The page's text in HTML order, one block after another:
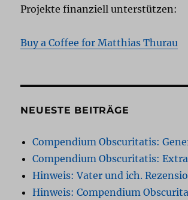
Projekte finanziell unterstützen:
Buy a Coffee for Matthias Thurau
NEUESTE BEITRÄGE
Compendium Obscuritatis:
Compendium Obscuritatis:
Hinweis: Vater und ich.
Hinweis: Compendium